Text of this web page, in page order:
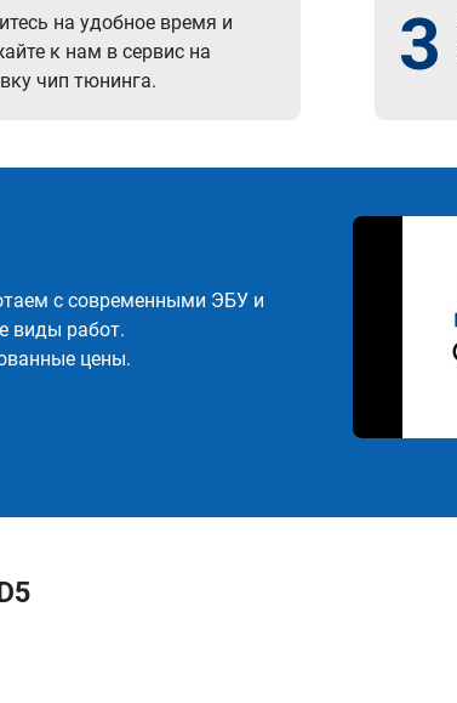
на удобное время и
к нам в сервис на
чип тюнинга.
3
с современными ЭБУ и
виды работ.
цены.